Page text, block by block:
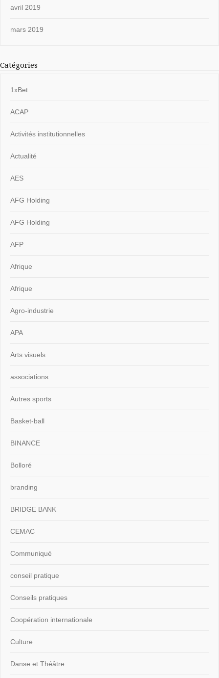
avril 2019
mars 2019
Catégories
1xBet
ACAP
Activités institutionnelles
Actualité
AES
AFG Holding
AFG Holding
AFP
Afrique
Afrique
Agro-industrie
APA
Arts visuels
associations
Autres sports
Basket-ball
BINANCE
Bolloré
branding
BRIDGE BANK
CEMAC
Communiqué
conseil pratique
Conseils pratiques
Coopération internationale
Culture
Danse et Théâtre